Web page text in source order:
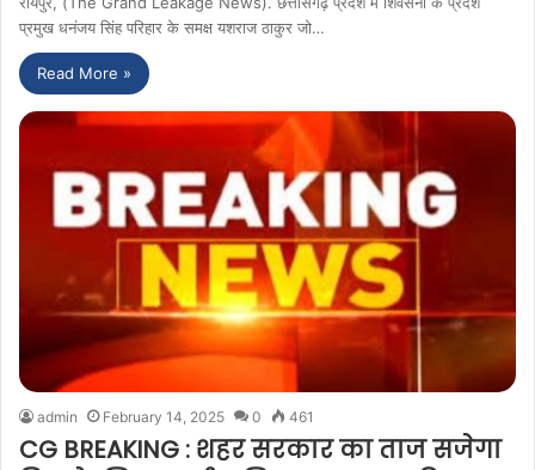
प्रमुख धनंजय सिंह परिहार के समक्ष यशराज ठाकुर जो…
Read More »
admin February 14, 2025 0 461
CG BREAKING : शहर सरकार का ताज सजेगा